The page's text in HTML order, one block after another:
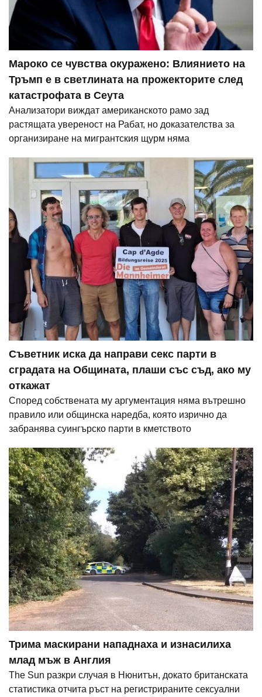
Мароко се чувства окуражено: Влиянието на
Тръмп е в светлината на прожекторите след
катастрофата в Сеута
Анализатори виждат американското рамо зад
растящата увереност на Рабат, но доказателства за
организиране на мигрантския щурм няма
Съветник иска да направи секс парти в
сградата на Общината, плаши със съд, ако му
откажат
Според собствената му аргументация няма вътрешно
правило или общинска наредба, която изрично да
забранява суингърско парти в кметството
Трима маскирани нападнаха и изнасилиха
млад мъж в Англия
The Sun разкри случая в Нюнитън, докато британската
статистика отчита ръст на регистрираните сексуални